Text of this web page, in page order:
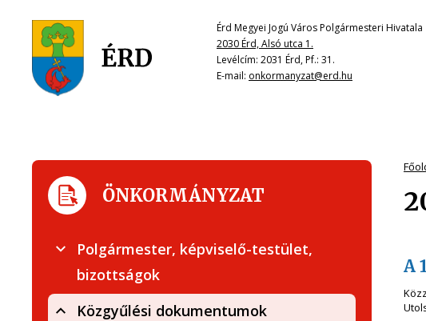
Érd Megyei Jogú Város Polgármesteri Hivatala
2030 Érd, Alsó utca 1.
Levélcím: 2031 Érd, Pf.: 31.
E-mail: onkormanyzat@erd.hu
A
ÖNKORMÁNYZAT
Polgármester, képviselő-testület,
bizottságok
Közgyűlési dokumentumok